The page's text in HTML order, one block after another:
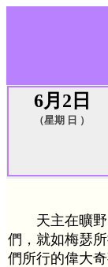
6月2日
（星期 日 ）
天主在曠野
們，就如梅瑟
們所行的偉大